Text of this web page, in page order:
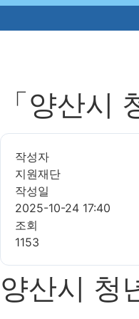
「양산
작성자
지원재단
작성일
2025-10-24 17:40
조회
1153
양산시 청